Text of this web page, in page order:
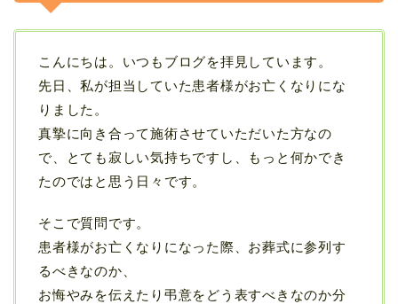
こんにちは。いつもブログを拝見しています。
先日、私が担当していた患者様がお亡くなりにな
りました。
真摯に向き合って施術させていただいた方なの
で、とても寂しい気持ちですし、もっと何かでき
たのではと思う日々です。
そこで質問です。
患者様がお亡くなりになった際、お葬式に参列す
るべきなのか、
お悔やみを伝えたり弔意をどう表すべきなのか分